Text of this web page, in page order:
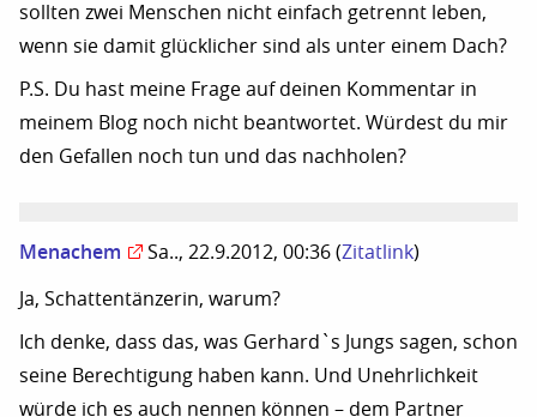
sollten zwei Menschen nicht einfach getrennt leben,
wenn sie damit glücklicher sind als unter einem Dach?
P.S. Du hast meine Frage auf deinen Kommentar in
meinem Blog noch nicht beantwortet. Würdest du mir
den Gefallen noch tun und das nachholen?
Menachem Sa.., 22.9.2012, 00:36 (Zitatlink)
Ja, Schattentänzerin, warum?
Ich denke, dass das, was Gerhard`s Jungs sagen, schon
seine Berechtigung haben kann. Und Unehrlichkeit
würde ich es auch nennen können – dem Partner